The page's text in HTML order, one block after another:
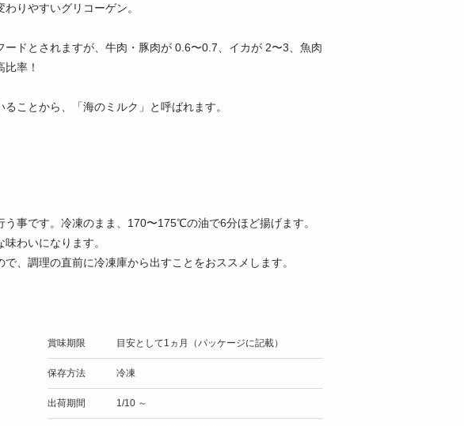
りやすいグリコーゲン。
ドとされますが、牛肉・豚肉が 0.6〜0.7、イカが 2〜3、魚肉
率！
ことから、「海のミルク」と呼ばれます。
事です。冷凍のまま、170〜175℃の油で6分ほど揚げます。
わいになります。
、調理の直前に冷凍庫から出すことをおススメします。
賞味期限 目安として1ヵ月（パッケージに記載）
保存方法 冷凍
出荷期間 1/10 ～